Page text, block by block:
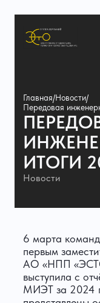
Главная/Новости/
Передовая
ИТОГИ
Новости
6 марта
первым
АО «НПП
выступила с
МИЭТ за 2024